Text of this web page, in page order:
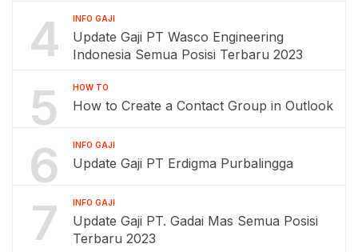
4 INFO GAJI
Update Gaji PT Wasco Engineering
Indonesia Semua Posisi Terbaru 2023
5 HOW TO
How to Create a Contact Group in Outlook
6 INFO GAJI
Update Gaji PT Erdigma Purbalingga
7 INFO GAJI
Update Gaji PT. Gadai Mas Semua Posisi
Terbaru 2023